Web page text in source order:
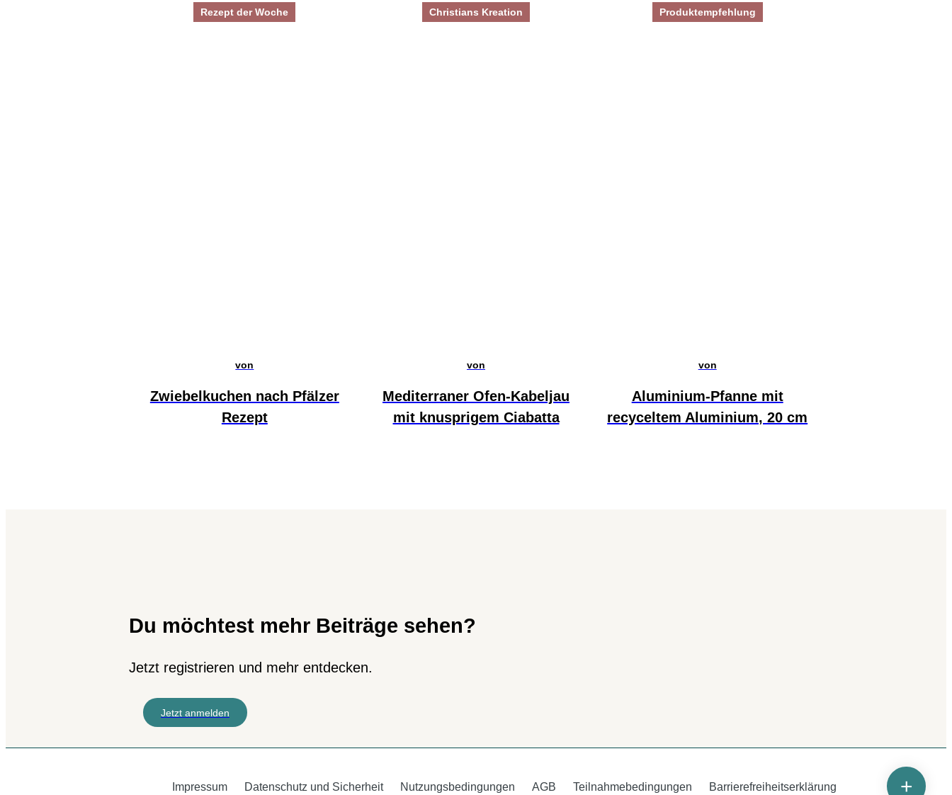
+
Rezept der Woche
von
Zwiebelkuchen nach Pfälzer
Rezept
Christians Kreation
von
Mediterraner Ofen-Kabeljau
mit knusprigem Ciabatta
Produktempfehlung
von
Aluminium-Pfanne mit
recyceltem Aluminium, 20 cm
Du möchtest mehr Beiträge sehen?
Jetzt registrieren und mehr entdecken.
Jetzt anmelden
Impressum Datenschutz und Sicherheit Nutzungsbedingungen AGB Teilnahmebedingungen Barrierefreiheitserklärung